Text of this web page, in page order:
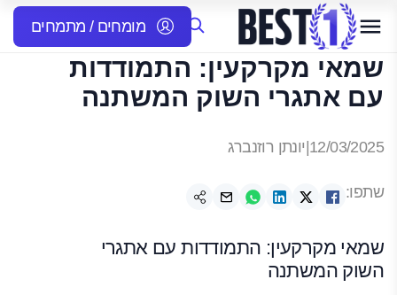
מומחים / מתמחים
שמאי מקרקעין: התמודדות
עם אתגרי השוק המשתנה
12/03/2025 יונתן רוזנברג
שתפו:
שמאי מקרקעין: התמודדות עם אתגרי
השוק המשתנה